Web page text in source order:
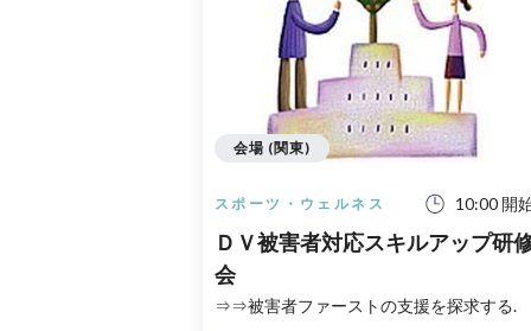
スポーツ・ウェルネス 10:00 開
ＤＶ被害者対応スキルアップ研
会
⇒⇒被害者ファーストの支援を探求する.
会場 (関東)